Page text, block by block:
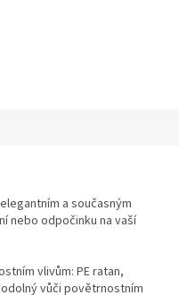
a současným
nebo odpočinku na vaší
vlivům: PE ratan,
vůči povětrnostním